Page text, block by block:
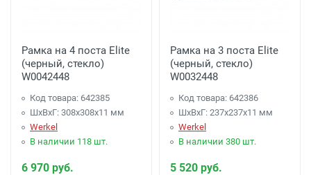
Рамка на 4 поста Elite
(черный, стекло)
W0042448
Код товара: 642385
ШхВхГ: 308x308x11 мм
Werkel
В наличии 118 шт.
6 970 руб.
Рамка на 3 поста Elite
(черный, стекло)
W0032448
Код товара: 642386
ШхВхГ: 237x237x11 мм
Werkel
В наличии 380 шт.
5 520 руб.